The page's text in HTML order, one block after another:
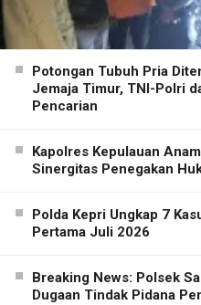
Potongan Tubuh Pria
Jemaja Timur, TNI-Polri
Pencarian
Kapolres Kepulauan
Sinergitas Penegakan
Polda Kepri Ungkap 7
Pertama Juli 2026
Breaking News: Polsek
Dugaan Tindak Pidana